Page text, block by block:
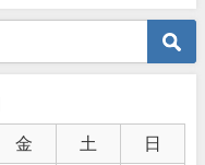
金 土 日